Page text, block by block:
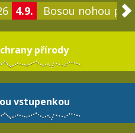
4.9. Bosou nohou po
přírody
vstupenkou